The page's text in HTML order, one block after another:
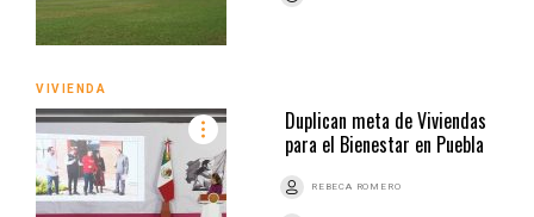
VIVIENDA
Duplican meta de Viviendas
para el Bienestar en Puebla
REBECA ROMERO